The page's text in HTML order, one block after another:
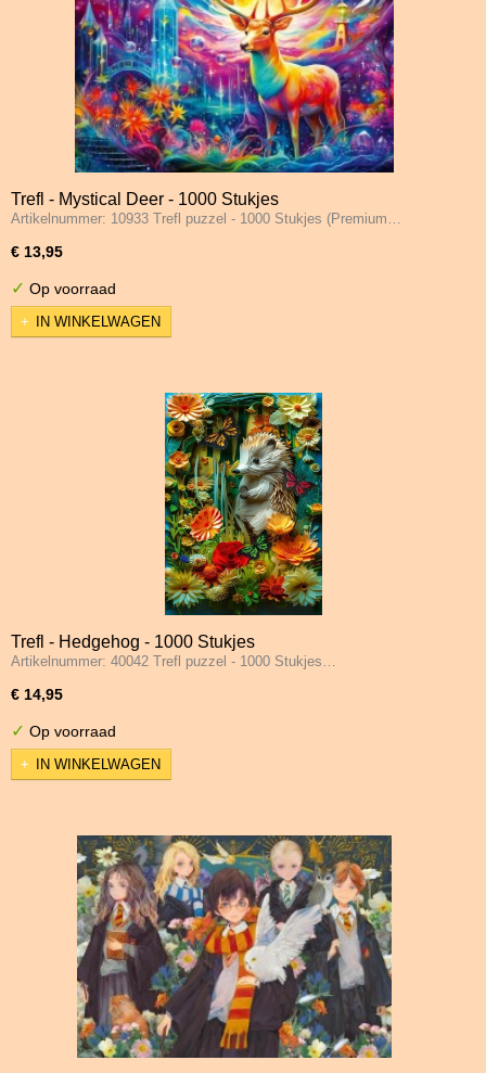
Trefl - Mystical Deer - 1000 Stukjes
Artikelnummer: 10933 Trefl puzzel - 1000 Stukjes (Premium…
€ 13,95
✓ Op voorraad
IN WINKELWAGEN
Trefl - Hedgehog - 1000 Stukjes
Artikelnummer: 40042 Trefl puzzel - 1000 Stukjes…
€ 14,95
✓ Op voorraad
IN WINKELWAGEN